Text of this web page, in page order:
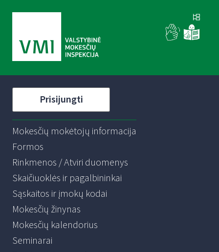
Prisijungti
Mokesčių mokėtojų informacija
Formos
Rinkmenos / Atviri duomenys
Skaičiuoklės ir pagalbininkai
Sąskaitos ir įmokų kodai
Mokesčių žinynas
Mokesčių kalendorius
Seminarai